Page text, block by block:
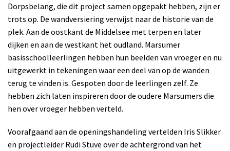
Dorpsbelang, die dit project samen opgepakt hebben, zijn er
trots op. De wandversiering verwijst naar de historie van de
plek. Aan de oostkant de Middelsee met terpen en later
dijken en aan de westkant het oudland. Marsumer
basisschoolleerlingen hebben hun beelden van vroeger en nu
uitgewerkt in tekeningen waar een deel van op de wanden
terug te vinden is. Gespoten door de leerlingen zelf. Ze
hebben zich laten inspireren door de oudere Marsumers die
hen over vroeger hebben verteld.
Voorafgaand aan de openingshandeling vertelden Iris Slikker
en projectleider Rudi Stuve over de achtergrond van het